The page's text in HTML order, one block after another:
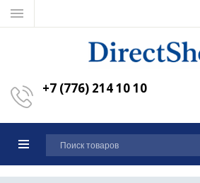
+7 (776) 214 10 10